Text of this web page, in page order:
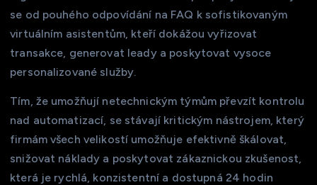
se od pouhého odpovídání na FAQ k sofistikovaným
virtuálním asistentům, kteří dokážou vyřizovat
transakce, generovat leady a poskytovat vysoce
personalizované služby.
Tím, že umožňují netechnickým týmům převzít kontrolu
nad automatizací, se stávají kritickým nástrojem, který
firmám všech velikostí umožňuje efektivně škálovat,
snižovat náklady a poskytovat zákaznickou zkušenost,
která je rychlá, konzistentní a dostupná 24 hodin